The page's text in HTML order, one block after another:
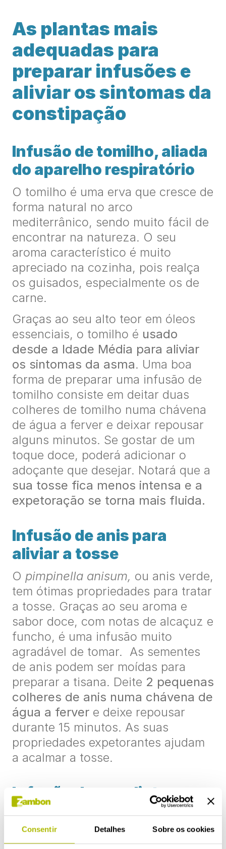
Consentir Detalhes Sobre os cookies
As plantas mais
adequadas para
preparar infusões e
aliviar os sintomas da
constipação
Infusão de tomilho, aliada
do aparelho respiratório
O tomilho é uma erva que cresce de
forma natural no arco
mediterrânico, sendo muito fácil de
encontrar na natureza. O seu
aroma característico é muito
apreciado na cozinha, pois realça
os guisados, especialmente os de
carne.
Graças ao seu alto teor em óleos
essenciais, o tomilho é usado
desde a Idade Média para aliviar
os sintomas da asma. Uma boa
forma de preparar uma infusão de
tomilho consiste em deitar duas
colheres de tomilho numa chávena
de água a ferver e deixar repousar
alguns minutos. Se gostar de um
toque doce, poderá adicionar o
adoçante que desejar. Notará que a
sua tosse fica menos intensa e a
expetoração se torna mais fluida.
Infusão de anis para
aliviar a tosse
O pimpinella anisum, ou anis verde,
tem ótimas propriedades para tratar
a tosse. Graças ao seu aroma e
sabor doce, com notas de alcaçuz e
funcho, é uma infusão muito
agradável de tomar. As sementes
de anis podem ser moídas para
preparar a tisana. Deite 2 pequenas
colheres de anis numa chávena de
água a ferver e deixe repousar
durante 15 minutos. As suas
propriedades expetorantes ajudam
a acalmar a tosse.
Infusão de eucalipto para
a garganta
Se há uma planta que está